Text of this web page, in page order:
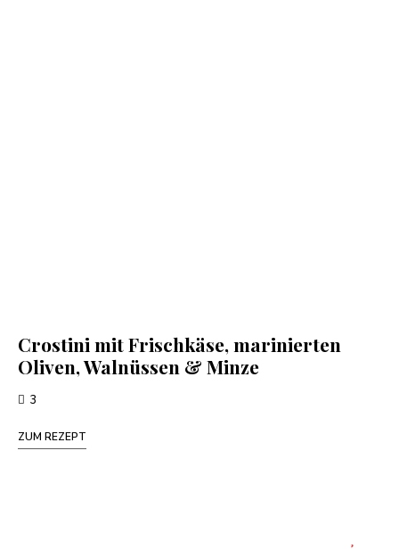
Crostini mit Frischkäse, marinierten
Oliven, Walnüssen & Minze
3
ZUM REZEPT